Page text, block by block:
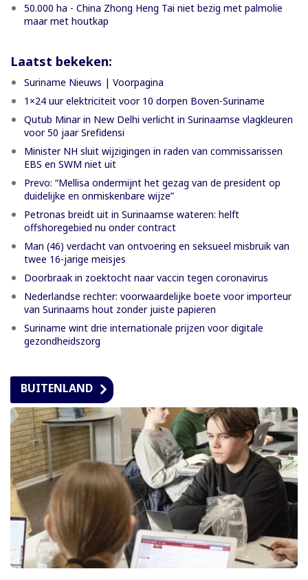
50.000 ha - China Zhong Heng Tai niet bezig met palmolie
maar met houtkap
Laatst bekeken:
Suriname Nieuws | Voorpagina
1×24 uur elektriciteit voor 10 dorpen Boven-Suriname
Qutub Minar in New Delhi verlicht in Surinaamse vlagkleuren
voor 50 jaar Srefidensi
Minister NH sluit wijzigingen in raden van commissarissen
EBS en SWM niet uit
Prevo: “Mellisa ondermijnt het gezag van de president op
duidelijke en onmiskenbare wijze”
Petronas breidt uit in Surinaamse wateren: helft
offshoregebied nu onder contract
Man (46) verdacht van ontvoering en seksueel misbruik van
twee 16-jarige meisjes
Doorbraak in zoektocht naar vaccin tegen coronavirus
Nederlandse rechter: voorwaardelijke boete voor importeur
van Surinaams hout zonder juiste papieren
Suriname wint drie internationale prijzen voor digitale
gezondheidszorg
BUITENLAND